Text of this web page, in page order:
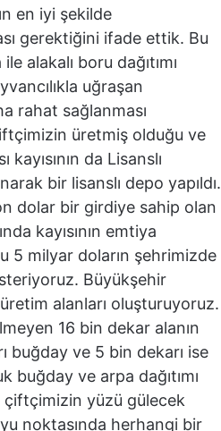
en iyi şekilde
gerektiğini ifade ettik. Bu
alakalı boru dağıtımı
uğraşan
rahat sağlanması
üretmiş olduğu ve
da Lisanslı
bir lisanslı depo yapıldı.
dolar bir girdiye sahip olan
kayısının emtiya
5 milyar doların şehrimizde
Büyükşehir
alanları oluşturuyoruz.
16 bin dekar alanın
buğday ve 5 bin dekarı ise
ve arpa dağıtımı
çiftçimizin yüzü gülecek
noktasında herhangi bir